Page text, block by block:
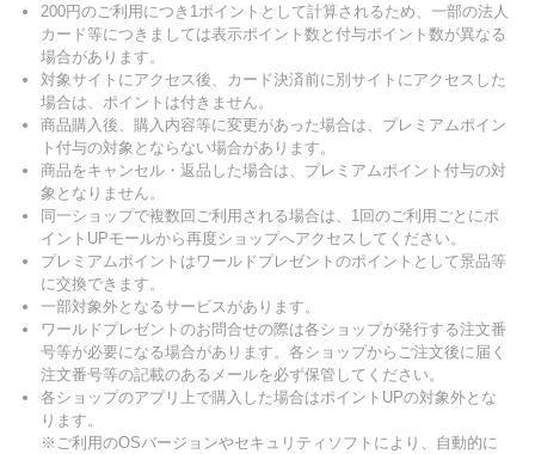
200円のご利用につき1ポイントとして計算されるため、一部の法人
カード等につきましては表示ポイント数と付与ポイント数が異なる
場合があります。
対象サイトにアクセス後、カード決済前に別サイトにアクセスした
場合は、ポイントは付きません。
商品購入後、購入内容等に変更があった場合は、プレミアムポイン
ト付与の対象とならない場合があります。
商品をキャンセル・返品した場合は、プレミアムポイント付与の対
象となりません。
同一ショップで複数回ご利用される場合は、1回のご利用ごとにポ
イントUPモールから再度ショップへアクセスしてください。
プレミアムポイントはワールドプレゼントのポイントとして景品等
に交換できます。
一部対象外となるサービスがあります。
ワールドプレゼントのお問合せの際は各ショップが発行する注文番
号等が必要になる場合があります。各ショップからご注文後に届く
注文番号等の記載のあるメールを必ず保管してください。
各ショップのアプリ上で購入した場合はポイントUPの対象外とな
ります。
※ご利用のOSバージョンやセキュリティソフトにより、自動的に